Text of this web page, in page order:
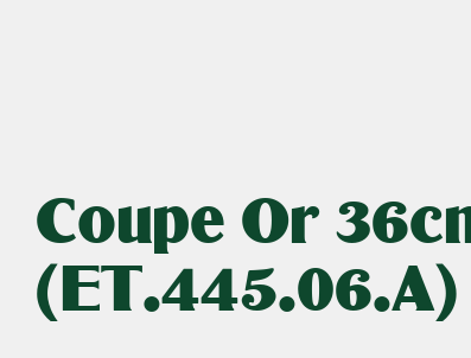
Coupe Or
(ET.445.06.A)